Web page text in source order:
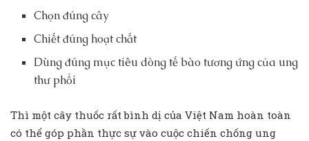
Chọn đúng cây
Chiết đúng hoạt chất
Dùng đúng mục tiêu dòng tế bào tương ứng của ung
thư phổi
Thì một cây thuốc rất bình dị của Việt Nam hoàn toàn
có thể góp phần thực sự vào cuộc chiến chống ung